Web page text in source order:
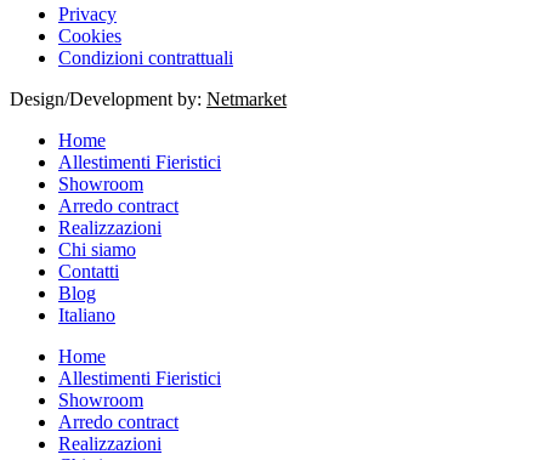
Privacy
Cookies
Condizioni contrattuali
Design/Development by: Netmarket
Home
Allestimenti Fieristici
Showroom
Arredo contract
Realizzazioni
Chi siamo
Contatti
Blog
Italiano
Home
Allestimenti Fieristici
Showroom
Arredo contract
Realizzazioni